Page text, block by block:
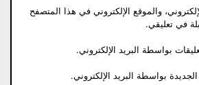
والموقع الإلكتروني في هذا المتصفح
في تعليقي.
بواسطة البريد الإلكتروني.
بواسطة البريد الإلكتروني.